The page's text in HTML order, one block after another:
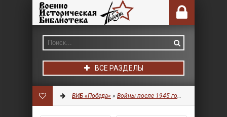
ВСЕ РАЗДЕЛЫ
ВИБ «Победа» » Войны после 1945 года